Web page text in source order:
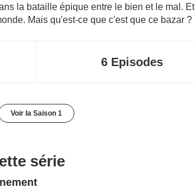
la bataille épique entre le bien et le mal. Et
Mais qu'est-ce que c'est que ce bazar ?
6 Episodes
Voir la Saison 1
série